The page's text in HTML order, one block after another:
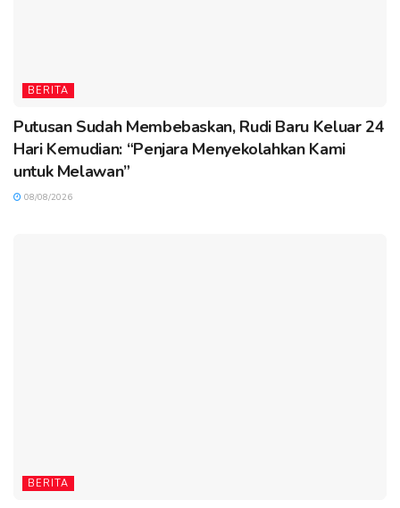
BERITA
Putusan Sudah Membebaskan, Rudi Baru Keluar 24
Hari Kemudian: “Penjara Menyekolahkan Kami
untuk Melawan”
08/08/2026
BERITA